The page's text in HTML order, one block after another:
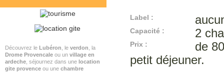
Découvrez le Lubéron , le verdon , la
Drome Provencale ou un village en
ardeche , séjournez dans une location
gite provence ou une chambre
Label :
Capacité : 2
Prix :
de
petit déjeuner.